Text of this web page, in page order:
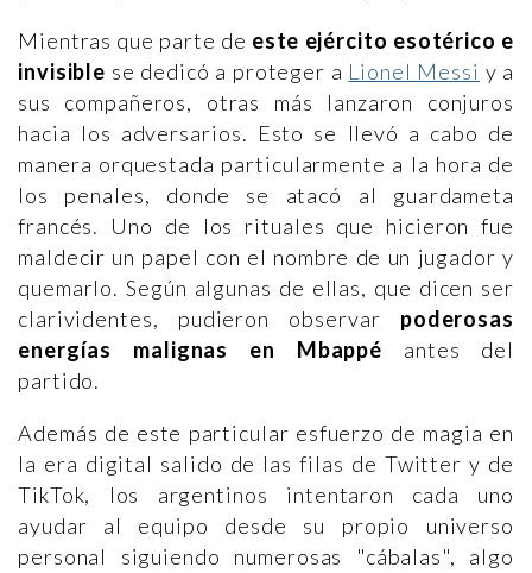
Mientras que parte de este ejército esotérico e
invisible se dedicó a proteger a Lionel Messi y a
sus compañeros, otras más lanzaron conjuros
hacia los adversarios. Esto se llevó a cabo de
manera orquestada particularmente a la hora de
los penales, donde se atacó al guardameta
francés. Uno de los rituales que hicieron fue
maldecir un papel con el nombre de un jugador y
quemarlo. Según algunas de ellas, que dicen ser
clarividentes, pudieron observar poderosas
energías malignas en Mbappé antes del
partido.
Además de este particular esfuerzo de magia en
la era digital salido de las filas de Twitter y de
TikTok, los argentinos intentaron cada uno
ayudar al equipo desde su propio universo
personal siguiendo numerosas "cábalas", algo